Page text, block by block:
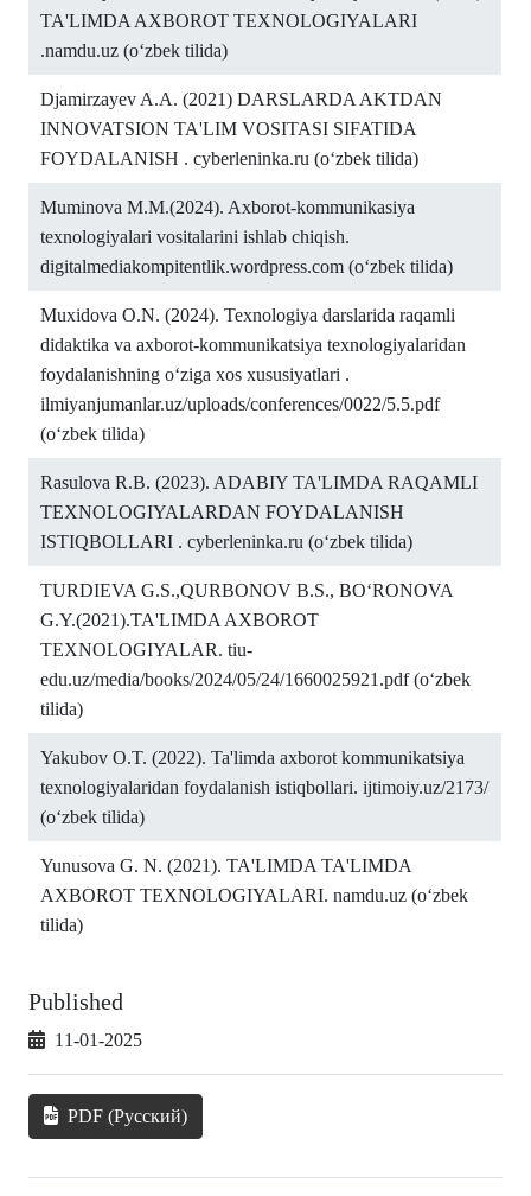
TA'LIMDA AXBOROT TEXNOLOGIYALARI
.namdu.uz (o‘zbek tilida)
Djamirzayev A.A. (2021) DARSLARDA AKTDAN
INNOVATSION TA'LIM VOSITASI SIFATIDA
FOYDALANISH . cyberleninka.ru (o‘zbek tilida)
Muminova M.M.(2024). Axborot-kommunikasiya
texnologiyalari vositalarini ishlab chiqish.
digitalmediakompitentlik.wordpress.com (o‘zbek tilida)
Muxidova O.N. (2024). Texnologiya darslarida raqamli
didaktika va axborot-kommunikatsiya texnologiyalaridan
foydalanishning oʻziga xos xususiyatlari .
ilmiyanjumanlar.uz/uploads/conferences/0022/5.5.pdf
(o‘zbek tilida)
Rasulova R.B. (2023). ADABIY TA'LIMDA RAQAMLI
TEXNOLOGIYALARDAN FOYDALANISH
ISTIQBOLLARI . cyberleninka.ru (o‘zbek tilida)
TURDIEVA G.S.,QURBONOV B.S., BO‘RONOVA
G.Y.(2021).TA'LIMDA AXBOROT
TEXNOLOGIYALAR. tiu-
edu.uz/media/books/2024/05/24/1660025921.pdf (o‘zbek
tilida)
Yakubov O.T. (2022). Ta'limda axborot kommunikatsiya
texnologiyalaridan foydalanish istiqbollari. ijtimoiy.uz/2173/
(o‘zbek tilida)
Yunusova G. N. (2021). TA'LIMDA TA'LIMDA
AXBOROT TEXNOLOGIYALARI. namdu.uz (o‘zbek
tilida)
Published
11-01-2025
PDF (Русский)